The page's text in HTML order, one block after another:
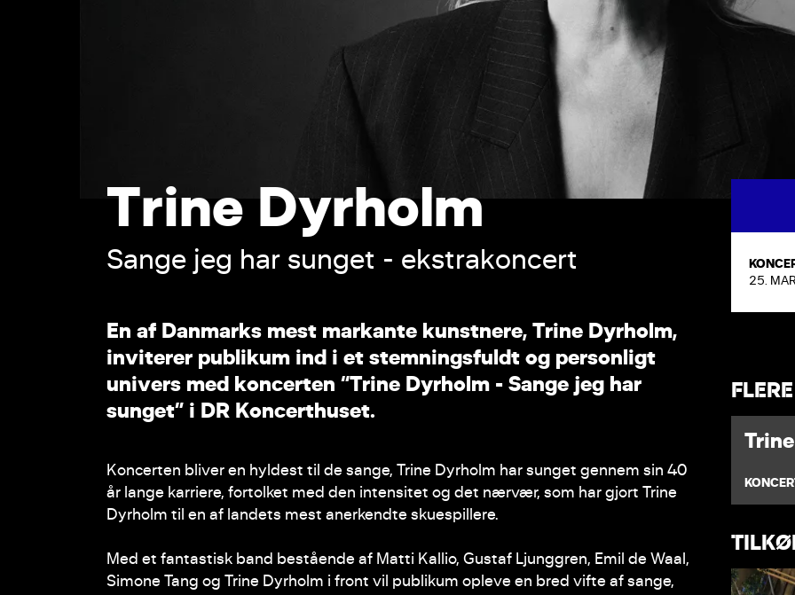
TrineDyrholm
Sange jeg har sunget - ekstrakoncert
En af Danmarks mest markante kunstnere, Trine Dyrholm,
inviterer publikum ind i et stemningsfuldt og personligt
univers med koncerten “Trine Dyrholm - Sange jeg har
sunget” i DR Koncerthuset.
Koncerten bliver en hyldest til de sange, Trine Dyrholm har sunget gennem sin 40
år lange karriere, fortolket med den intensitet og det nærvær, som har gjort Trine
Dyrholm til en af landets mest anerkendte skuespillere.
Med et fantastisk band bestående af Matti Kallio, Gustaf Ljunggren, Emil de Waal,
Simone Tang og Trine Dyrholm i front vil publikum opleve en bred vifte af sange,
25.